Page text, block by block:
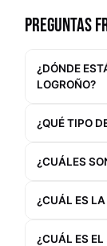
PREGUNTAS
¿DÓNDE
LOGROÑO?
¿QUÉ TIPO
¿CUÁLES
¿CUÁL ES
¿CUÁL ES EL